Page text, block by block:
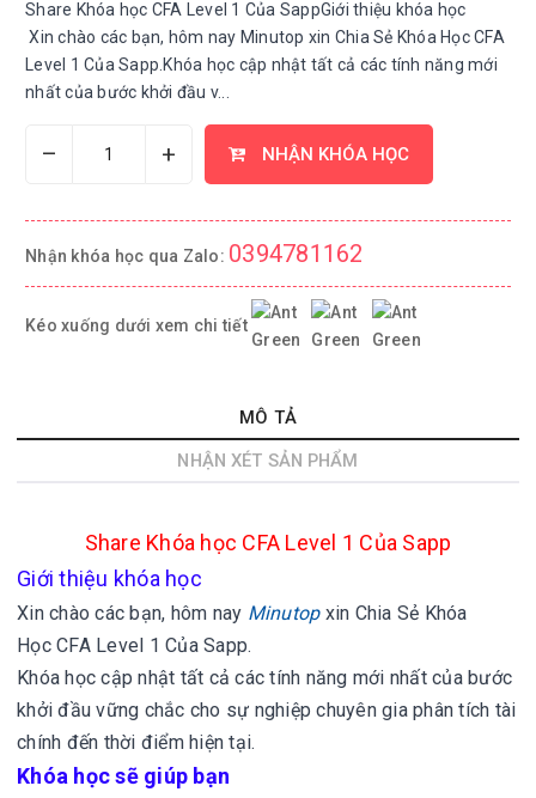
Share Khóa học CFA Level 1 Của SappGiới thiệu khóa học
Xin chào các bạn, hôm nay Minutop xin Chia Sẻ Khóa Học CFA
Level 1 Của Sapp.Khóa học cập nhật tất cả các tính năng mới
nhất của bước khởi đầu v...
– + NHẬN KHÓA HỌC
Nhận khóa học qua Zalo: 0394781162
Kéo xuống dưới xem chi tiết
MÔ TẢ
NHẬN XÉT SẢN PHẨM
Share Khóa học CFA Level 1 Của Sapp
Giới thiệu khóa học
Xin chào các bạn, hôm nay Minutop xin Chia Sẻ Khóa
Học CFA Level 1 Của Sapp.
Khóa học cập nhật tất cả các tính năng mới nhất của bước
khởi đầu vững chắc cho sự nghiệp chuyên gia phân tích tài
chính đến thời điểm hiện tại.
Khóa học sẽ giúp bạn